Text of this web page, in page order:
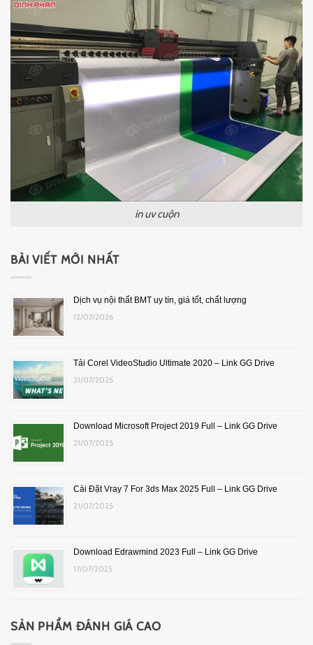
in uv cuộn
BÀI VIẾT MỚI NHẤT
Dịch vụ nội thất BMT uy tín, giá tốt, chất lượng
12/07/2026
Tải Corel VideoStudio Ultimate 2020 – Link GG Drive
21/07/2025
Download Microsoft Project 2019 Full – Link GG Drive
21/07/2025
Cài Đặt Vray 7 For 3ds Max 2025 Full – Link GG Drive
21/07/2025
Download Edrawmind 2023 Full – Link GG Drive
17/07/2025
SẢN PHẨM ĐÁNH GIÁ CAO